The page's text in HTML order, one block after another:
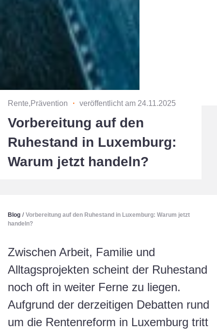
Rente,Prävention ・ veröffentlicht am 24.11.2025
Vorbereitung auf den
Ruhestand in Luxemburg:
Warum jetzt handeln?
Blog / Vorbereitung auf den Ruhestand in Luxemburg: Warum jetzt
handeln?
Zwischen Arbeit, Familie und
Alltagsprojekten scheint der Ruhestand
noch oft in weiter Ferne zu liegen.
Aufgrund der derzeitigen Debatten rund
um die Rentenreform in Luxemburg tritt